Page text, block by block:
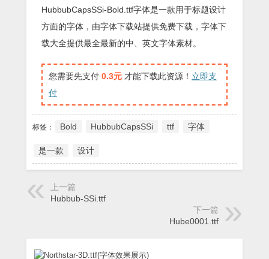
HubbubCapsSSi-Bold.ttf字体是一款用于标题设计
方面的字体，由字体下载站提供免费下载，字体下
载大全提供最全最新的中、英文字体素材。
您需要先支付 0.3元 才能下载此资源！ 立即支
付
标签： Bold HubbubCapsSSi ttf 字体
是一款 设计
上一篇
Hubbub-SSi.ttf
下一篇
Hube0001.ttf